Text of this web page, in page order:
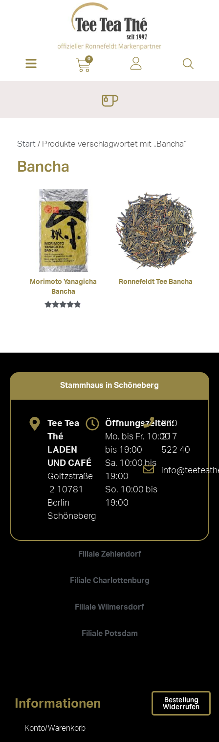
0
Start / Produkte verschlagwortet mit „Bancha“
Bancha
Morimoto Yanagicha
Bancha
Ronnefeldt Tee Bancha
Stammhaus in Schöneberg
Filiale Zehlendorf
Filiale Charlottenburg
Filiale Wilmersdorf
Filiale Potsdam
Tee Tea
Thé
LADEN
UND CAFÉ
Goltzstraße
2 10781
Berlin
Schöneberg
Öffnungszeiten:
Mo. bis Fr. 10:00
bis 19:00
Sa. 10:00 bis
19:00
So. 10:00 bis
19:00
030
217
522 40
Informationen
Konto/Warenkorb
Bestellung
Widerrufen